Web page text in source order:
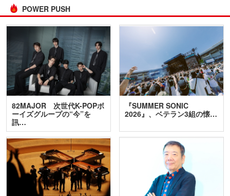
POWER PUSH
82MAJOR 次世代K-POPボ
ーイズグループの“今”を
訊…
『SUMMER SONIC
2026』、ベテラン3組の懐…